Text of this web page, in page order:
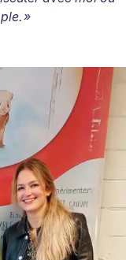
»